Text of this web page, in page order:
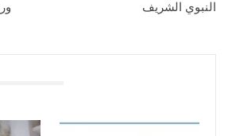
النبوي الشريف